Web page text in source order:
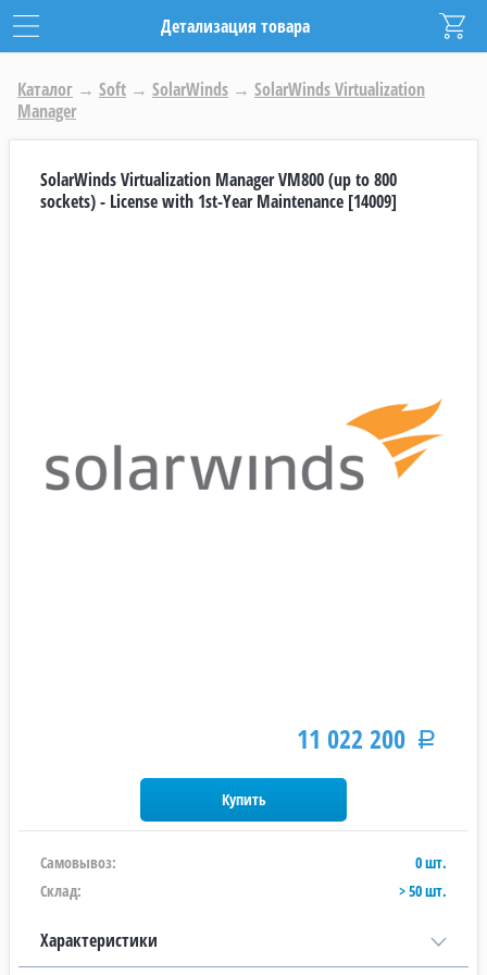
Детализация товара
Каталог → Soft → SolarWinds → SolarWinds Virtualization
Manager
SolarWinds Virtualization Manager VM800 (up to 800
sockets) - License with 1st-Year Maintenance [14009]
11 022 200 Р
Самовывоз:
0 шт.
Склад:
> 50 шт.
Характеристики